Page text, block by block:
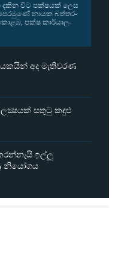
දකින විට පක්ෂ­යක් ලෙස
නායක බත්ත­ර­
පක්ෂ කාර්යා­ල­
අද මැතිවරණ
සතුටු කදුළු
ඉල්ලූ
නියෝගය